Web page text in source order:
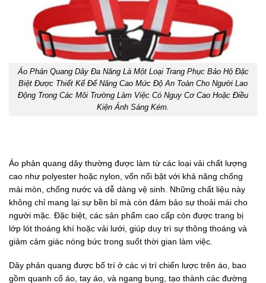
Áo Phản Quang Dây Đa Năng Là Một Loại Trang Phục Bảo Hộ Đặc
Biệt Được Thiết Kế Để Nâng Cao Mức Độ An Toàn Cho Người Lao
Động Trong Các Môi Trường Làm Việc Có Nguy Cơ Cao Hoặc Điều
Kiện Ánh Sáng Kém.
Áo phản quang dây thường được làm từ các loại vải chất lượng
cao như polyester hoặc nylon, vốn nổi bật với khả năng chống
mài mòn, chống nước và dễ dàng vệ sinh. Những chất liệu này
không chỉ mang lại sự bền bỉ mà còn đảm bảo sự thoải mái cho
người mặc. Đặc biệt, các sản phẩm cao cấp còn được trang bị
lớp lót thoáng khí hoặc vải lưới, giúp duy trì sự thông thoáng và
giảm cảm giác nóng bức trong suốt thời gian làm việc.
Dây phản quang được bố trí ở các vị trí chiến lược trên áo, bao
gồm quanh cổ áo, tay áo, và ngang bụng, tạo thành các đường